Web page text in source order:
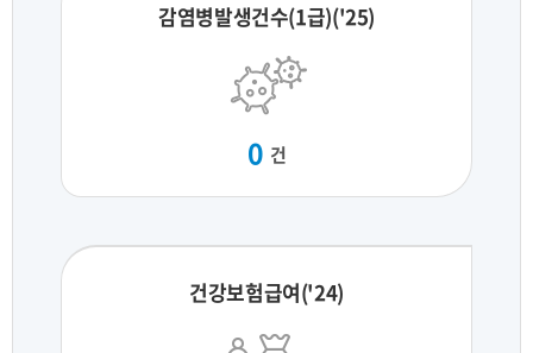
감염병발생건수(1급)('25)
0 건
건강보험급여('24)